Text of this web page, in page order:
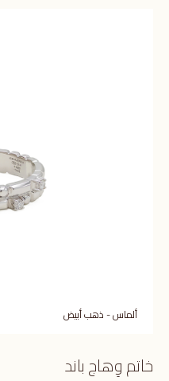
ألماس - ذهب أبيض
خاتم وِهاج باند